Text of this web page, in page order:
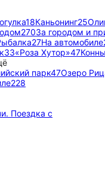
18Каньонинг25
270За городом и
27На автомобиле
33«Роза Хутор»47
парк47Озеро
228